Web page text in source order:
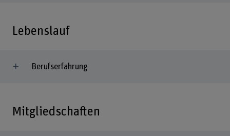
Lebenslauf
Berufserfahrung
Mitgliedschaften